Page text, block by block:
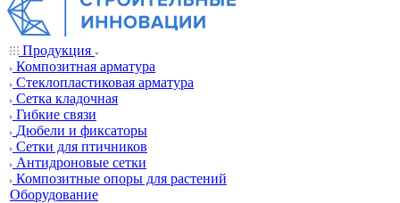
Продукция
Композитная арматура
Cтеклопластиковая арматура
Сетка кладочная
Гибкие связи
Дюбели и фиксаторы
Сетки для птичников
Антидроновые сетки
Композитные опоры для растений
Оборудование